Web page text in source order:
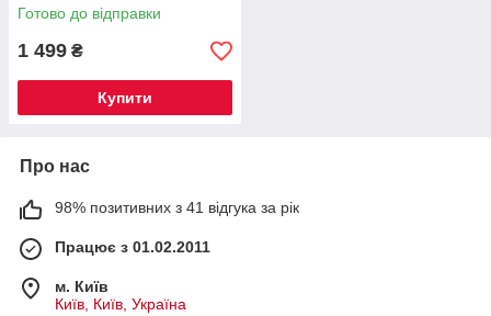
Готово до відправки
1 499 ₴
Купити
Про нас
98% позитивних з 41 відгука за рік
Працює з 01.02.2011
м. Київ
Київ, Київ, Україна